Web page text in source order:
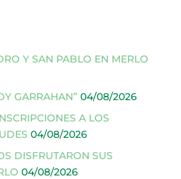
Y SAN PABLO EN MERLO
GARRAHAN” 04/08/2026
A LOS
04/08/2026
DISFRUTARON SUS
04/08/2026